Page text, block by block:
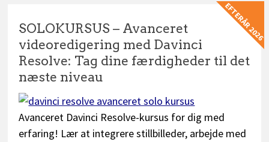
SOLOKURSUS – Avanceret
videoredigering med Davinci
Resolve: Tag dine færdigheder til det
næste niveau
EFTERÅR 2026
Avanceret Davinci Resolve-kursus for dig med
erfaring! Lær at integrere stillbilleder, arbejde med